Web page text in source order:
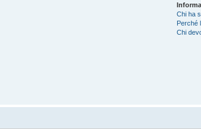
Chi ha
Perché
Chi